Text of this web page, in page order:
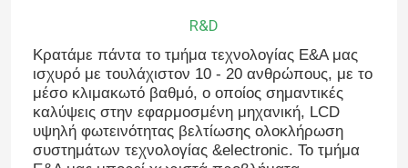
R&D
Κρατάμε πάντα το τμήμα τεχνολογίας Ε&Α μας
ισχυρό με τουλάχιστον 10 - 20 ανθρώπους, με το
μέσο κλιμακωτό βαθμό, ο οποίος σημαντικές
καλύψεις στην εφαρμοσμένη μηχανική, LCD
υψηλή φωτεινότητας βελτίωσης ολοκλήρωση
συστημάτων τεχνολογίας &electronic. Το τμήμα